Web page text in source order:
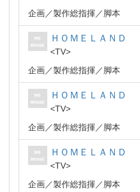
企画
製作総指揮 脚本
ＨＯＭＥＬＡＮＤ
TV
企画
製作総指揮 脚本
ＨＯＭＥＬＡＮＤ
TV
企画
製作総指揮 脚本
ＨＯＭＥＬＡＮＤ
TV
企画
製作総指揮 脚本